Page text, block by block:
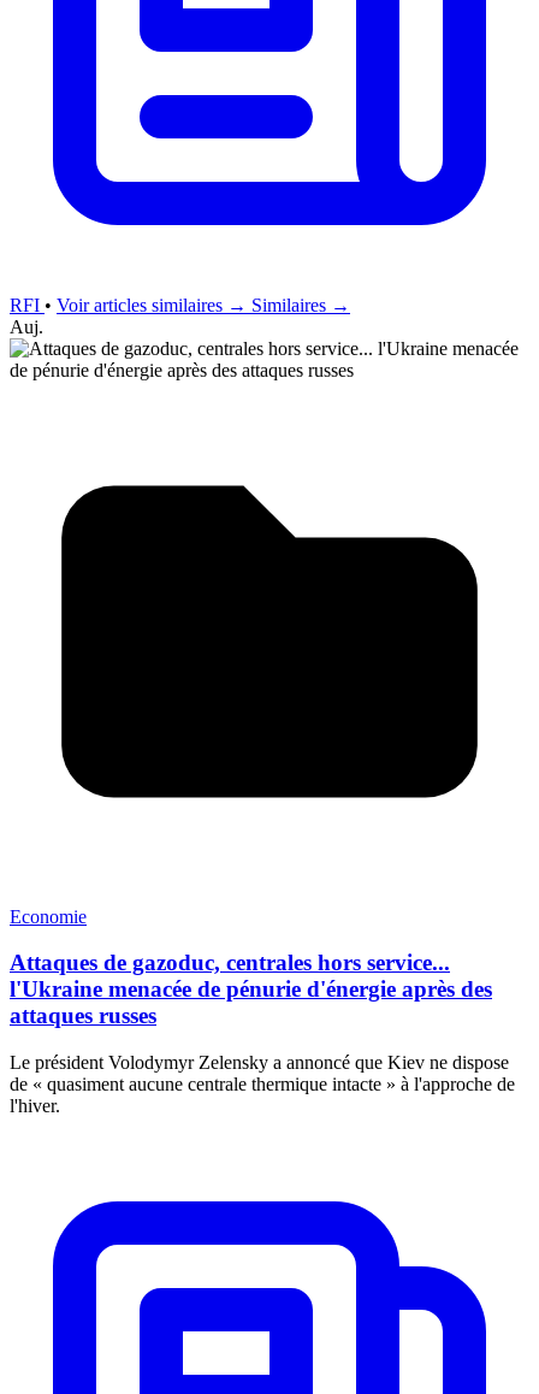
RFI • Voir articles similaires → Similaires →
Auj.
Economie
Attaques de gazoduc, centrales hors service...
l'Ukraine menacée de pénurie d'énergie après des
attaques russes
Le président Volodymyr Zelensky a annoncé que Kiev ne dispose
de « quasiment aucune centrale thermique intacte » à l'approche de
l'hiver.